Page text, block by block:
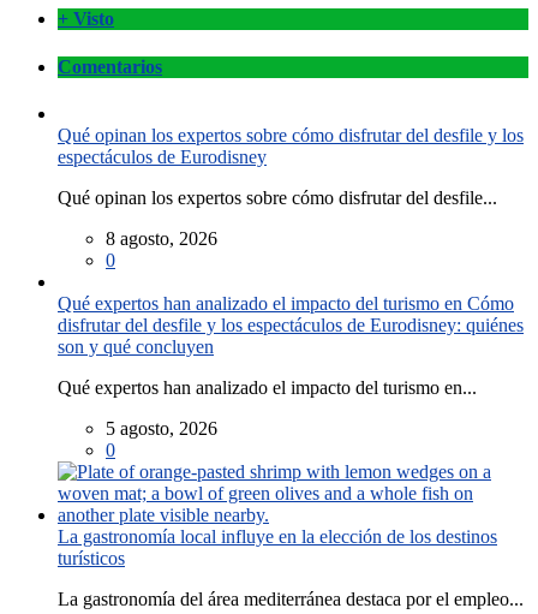
+ Visto
Comentarios
Qué opinan los expertos sobre cómo disfrutar del desfile y los
espectáculos de Eurodisney
Qué opinan los expertos sobre cómo disfrutar del desfile...
8 agosto, 2026
0
Qué expertos han analizado el impacto del turismo en Cómo
disfrutar del desfile y los espectáculos de Eurodisney: quiénes
son y qué concluyen
Qué expertos han analizado el impacto del turismo en...
5 agosto, 2026
0
La gastronomía local influye en la elección de los destinos
turísticos
La gastronomía del área mediterránea destaca por el empleo...